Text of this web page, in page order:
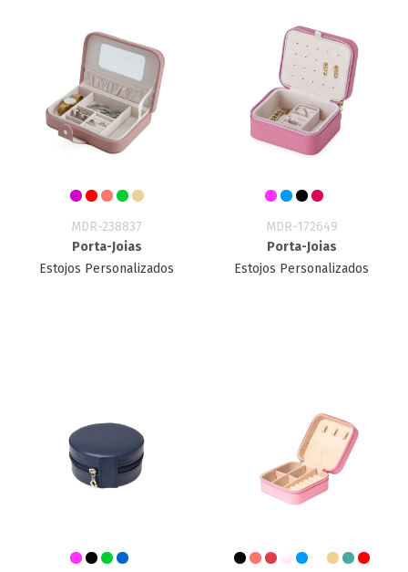
MDR-238837
Porta-Joias
Estojos Personalizados
MDR-172649
Porta-Joias
Estojos Personalizados